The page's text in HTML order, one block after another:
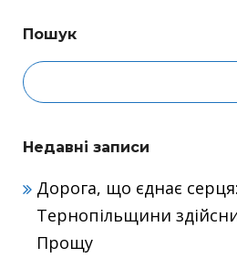
Пошук
Недавні записи
Дорога, що єднає
Тернопільщини
Прощу